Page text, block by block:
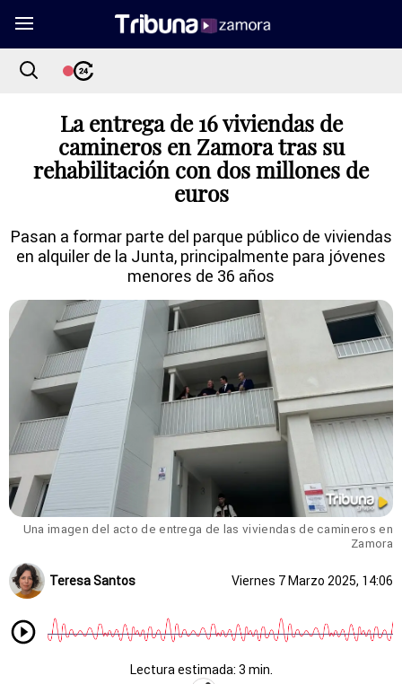
La entrega de 16 viviendas de
camineros en Zamora tras su
rehabilitación con dos millones de
euros
Pasan a formar parte del parque público de viviendas
en alquiler de la Junta, principalmente para jóvenes
menores de 36 años
Una imagen del acto de entrega de las viviendas de camineros en
Zamora
Teresa Santos Viernes 7 Marzo 2025, 14:06
Lectura estimada: 3 min.